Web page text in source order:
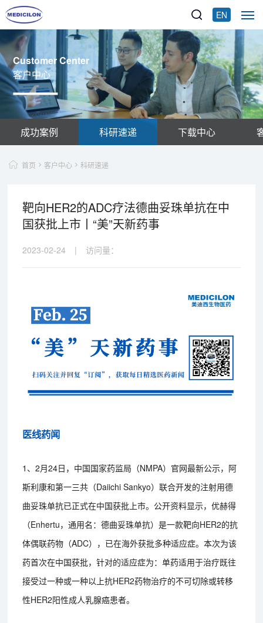
EN
Customer Center
客户中心
成功案例 科研速递 下载中心
首页 客户中心 科研速递
靶向HER2的ADC疗法德曲妥珠单抗在中
国获批上市丨“美”天新药事
2023-02-24 | 访问量：
医线药闻
1、2月24日，中国国家药监局（NMPA）官网最新公示，阿
斯利康和第一三共（Daiichi Sankyo）联合开发的注射用德
曲妥珠单抗已正式在中国获批上市。公开资料显示，优赫得
（Enhertu，通用名：德曲妥珠单抗）是一款靶向HER2的抗
体偶联药物（ADC），已在海外获批多种适应症。本次为该
药首次在中国获批，针对的适应症为：单药适用于治疗既往
接受过一种或一种以上抗HER2药物治疗的不可切除或转移
性HER2阳性成人乳腺癌患者。